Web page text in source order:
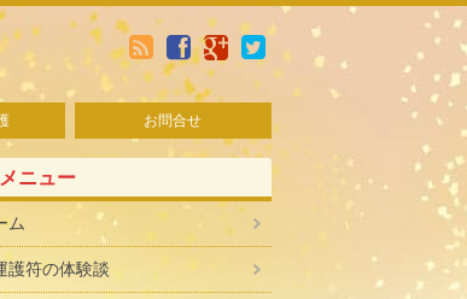
お問合せ
メニュー
ム
護符の体験談